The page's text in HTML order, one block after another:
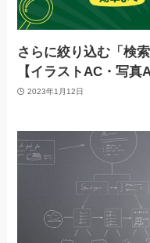
さらに絞り込む「検
【イラストAC・写真
2023年1月12日